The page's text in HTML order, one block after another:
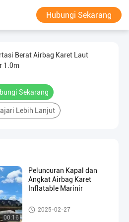
Hubungi Sekarang
Berat Airbag Karet Laut
1.0m
Sekarang
Lebih Lanjut
00:16
Peluncuran Kapal dan
Angkat Airbag Karet
Inflatable Marinir
Kantong Udara Laut
2025-02-27